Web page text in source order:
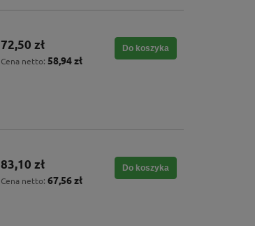
72,50 zł
Cena netto:58,94 zł
Do koszyka
83,10 zł
Cena netto:67,56 zł
Do koszyka